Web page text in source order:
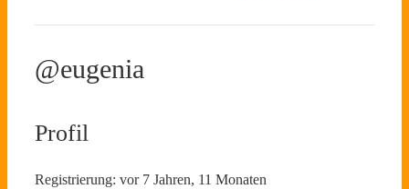
@eugenia
Profil
Registrierung: vor 7 Jahren, 11 Monaten